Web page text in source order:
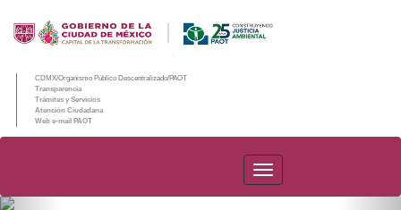
CDMX/Organismo Público Descentralizado/PAOT
Transparencia
Trámites y Servicios
Atención Ciudadana
Web e-mail PAOT
PAOT